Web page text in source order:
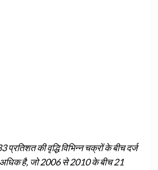
प्रतिशत की वृद्धि विभिन्‍न चक्रों के बीच दर्ज
है, जो 2006 से 2010 के बीच 21